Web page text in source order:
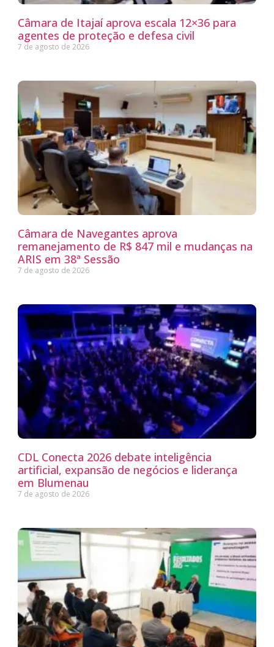
Câmara de Itajaí aprova escala 12×36 para
agentes de proteção e defesa civil
7 de agosto de 2026
Câmara de Navegantes aprova
remanejamento de R$ 847 mil e mudanças na
ARIS em 38ª Sessão
7 de agosto de 2026
CDL Conecta 2026 debate inteligência
artificial, expansão de negócios e liderança
em Blumenau
7 de agosto de 2026